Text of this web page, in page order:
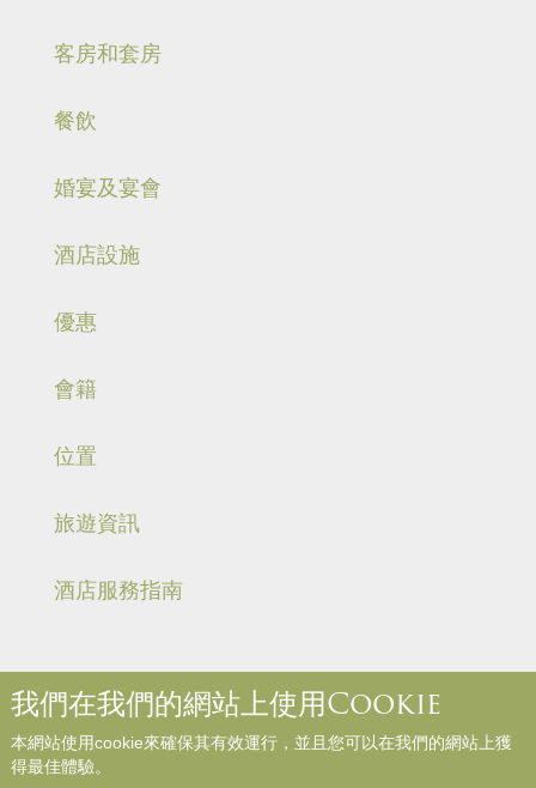
客房和套房
餐飲
婚宴及宴會
酒店設施
優惠
會籍
位置
旅遊資訊
酒店服務指南
網站地圖
我們在我們的網站上使用Cookie
本網站使用cookie來確保其有效運行，並且您可以在我們的網站上獲
得最佳體驗。